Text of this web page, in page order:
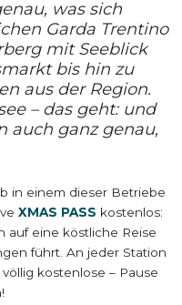
was sich
Garda Trentino
mit Seeblick
bis hin zu
aus der Region.
– das geht: und
auch ganz genau,
in einem dieser Betriebe
XMAS PASS kostenlos:
auf eine köstliche Reise
führt. An jeder Station
kostenlose – Pause